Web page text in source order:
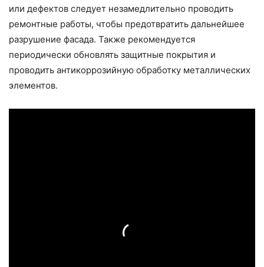
или дефектов следует незамедлительно проводить
ремонтные работы, чтобы предотвратить дальнейшее
разрушение фасада. Также рекомендуется
периодически обновлять защитные покрытия и
проводить антикоррозийную обработку металлических
элементов.